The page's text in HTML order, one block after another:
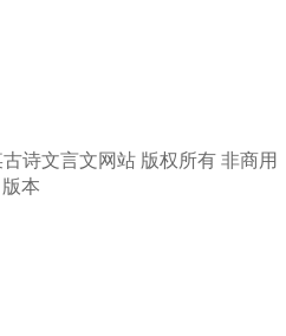
诗文言文网站 版权所有 非商用
版本